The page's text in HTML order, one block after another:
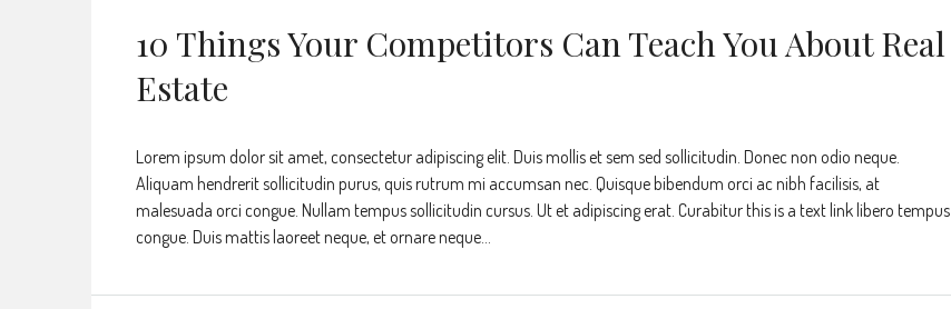
10 Things Your Competitors Can Teach You About Real
Estate
Lorem ipsum dolor sit amet, consectetur adipiscing elit. Duis mollis et sem sed sollicitudin. Donec non odio neque.
Aliquam hendrerit sollicitudin purus, quis rutrum mi accumsan nec. Quisque bibendum orci ac nibh facilisis, at
malesuada orci congue. Nullam tempus sollicitudin cursus. Ut et adipiscing erat. Curabitur this is a text link libero tempus
congue. Duis mattis laoreet neque, et ornare neque...